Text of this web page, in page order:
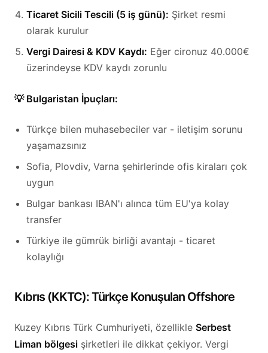
Ticaret Sicili Tescili (5 iş günü): Şirket resmi
olarak kurulur
Vergi Dairesi & KDV Kaydı: Eğer cironuz 40.000€
üzerindeyse KDV kaydı zorunlu
💡 Bulgaristan İpuçları:
Türkçe bilen muhasebeciler var - iletişim sorunu
yaşamazsınız
Sofia, Plovdiv, Varna şehirlerinde ofis kiraları çok
uygun
Bulgar bankası IBAN'ı alınca tüm EU'ya kolay
transfer
Türkiye ile gümrük birliği avantajı - ticaret
kolaylığı
Kıbrıs (KKTC): Türkçe Konuşulan Offshore
Kuzey Kıbrıs Türk Cumhuriyeti, özellikle Serbest
Liman bölgesi şirketleri ile dikkat çekiyor. Vergi